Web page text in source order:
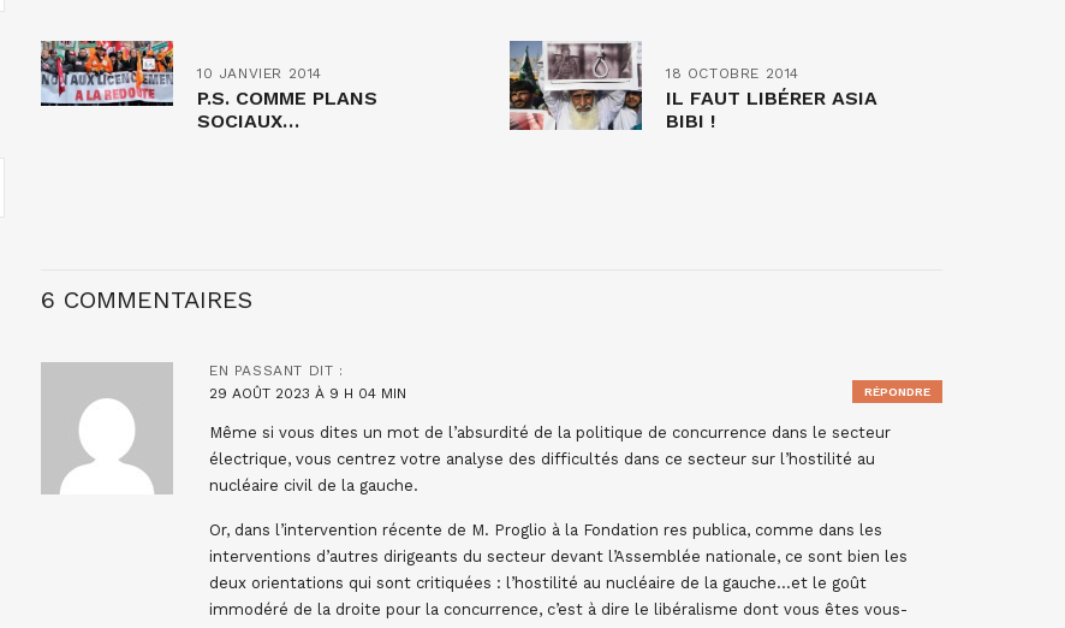
10 JANVIER 2014
P.S. COMME PLANS
SOCIAUX…
18 OCTOBRE 2014
IL FAUT LIBÉRER ASIA
BIBI !
6 COMMENTAIRES
EN PASSANT DIT :
29 AOÛT 2023 À 9 H 04 MIN
Même si vous dites un mot de l’absurdité de la politique de concurrence dans le secteur
électrique, vous centrez votre analyse des difficultés dans ce secteur sur l’hostilité au
nucléaire civil de la gauche.
Or, dans l’intervention récente de M. Proglio à la Fondation res publica, comme dans les
interventions d’autres dirigeants du secteur devant l’Assemblée nationale, ce sont bien les
deux orientations qui sont critiquées : l’hostilité au nucléaire de la gauche…et le goût
immodéré de la droite pour la concurrence, c’est à dire le libéralisme dont vous êtes vous-
RÉPONDRE